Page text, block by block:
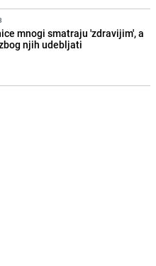
mnogi smatraju 'zdravijim', a
njih udebljati